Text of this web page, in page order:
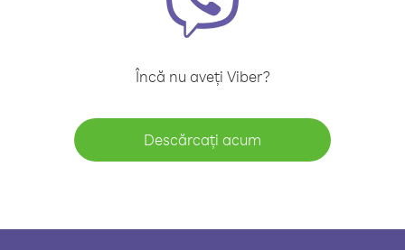
Încă nu aveți Viber?
Descărcați acum